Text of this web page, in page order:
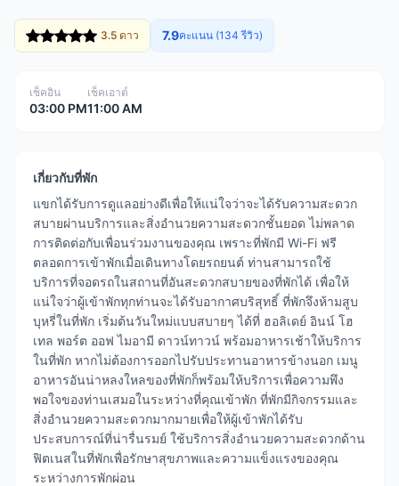
3.5 ดาว 7.9คะแนน (134 รีวิว)
เช็คอิน
03:00 PM
เช็คเอาต์
11:00 AM
เกี่ยวกับที่พัก
แขกได้รับการดูแลอย่างดีเพื่อให้แน่ใจว่าจะได้รับความสะดวก
สบายผ่านบริการและสิ่งอำนวยความสะดวกชั้นยอด ไม่พลาด
การติดต่อกับเพื่อนร่วมงานของคุณ เพราะที่พักมี Wi-Fi ฟรี
ตลอดการเข้าพักเมื่อเดินทางโดยรถยนต์ ท่านสามารถใช้
บริการที่จอดรถในสถานที่อันสะดวกสบายของที่พักได้ เพื่อให้
แน่ใจว่าผู้เข้าพักทุกท่านจะได้รับอากาศบริสุทธิ์ ที่พักจึงห้ามสูบ
บุหรี่ในที่พัก เริ่มต้นวันใหม่แบบสบายๆ ได้ที่ ฮอลิเดย์ อินน์ โฮ
เทล พอร์ต ออฟ ไมอามี ดาวน์ทาวน์ พร้อมอาหารเช้าให้บริการ
ในที่พัก หากไม่ต้องการออกไปรับประทานอาหารข้างนอก เมนู
อาหารอันน่าหลงใหลของที่พักก็พร้อมให้บริการเพื่อความพึง
พอใจของท่านเสมอในระหว่างที่คุณเข้าพัก ที่พักมีกิจกรรมและ
สิ่งอำนวยความสะดวกมากมายเพื่อให้ผู้เข้าพักได้รับ
ประสบการณ์ที่น่ารื่นรมย์ ใช้บริการสิ่งอำนวยความสะดวกด้าน
ฟิตเนสในที่พักเพื่อรักษาสุขภาพและความแข็งแรงของคุณ
ระหว่างการพักผ่อน